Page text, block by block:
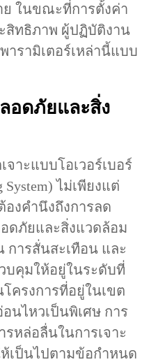
ในขณะที่การตั้งค่า
สิทธิภาพ ผู้ปฏิบัติงาน
รามิเตอร์เหล่านี้แบบ
อดภัยและสิ่ง
าะแบบโอเวอร์เบอร์
System) ไม่เพียงแต่
งคำนึงถึงการลด
ดภัยและสิ่งแวดล้อม
การสั่นสะเทือน และ
บคุมให้อยู่ในระดับที่
ครงการที่อยู่ในเขต
นไหวเป็นพิเศษ การ
รหล่อลื่นในการเจาะ
เป็นไปตามข้อกำหนด